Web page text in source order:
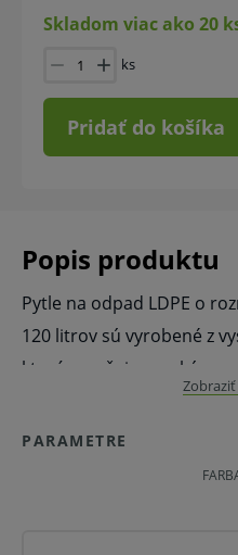
Skladom viac ako 20
ks
Pridať do košíka
Popis produktu
Pytle na odpad LDPE o
120 litrov sú vyrobené z
ktorá zaručuje vysokú
každodennom používaní.
roztrhnutiu aj vlhkosti,
komunálneho aj
PARAMETRE